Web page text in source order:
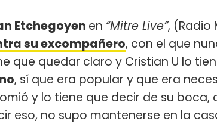
Etchegoyen en “Mitre Live”, (Radio
su excompañero, con el que
que quedar claro y Cristian U lo
, sí que era popular y que era
y lo tiene que decir de su boca,
eso, no supo mantenerse en la